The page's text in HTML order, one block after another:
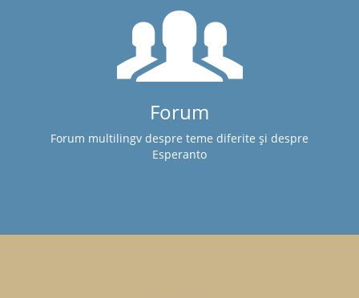
Forum
Forum multilingv despre teme diferite și despre
Esperanto